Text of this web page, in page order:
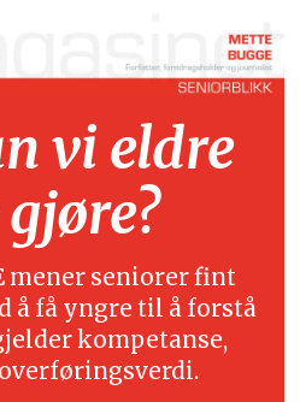
vi eldre
mener seniorer fint
å få yngre til å forstå
kompetanse,